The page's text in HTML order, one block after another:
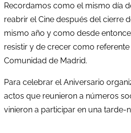
Recordamos como el mismo día
reabrir el Cine después del cierre
mismo año y como desde
resistir y de crecer como
Comunidad de Madrid.
Para celebrar el Aniversario
actos que reunieron a números
vinieron a participar en una tarde-